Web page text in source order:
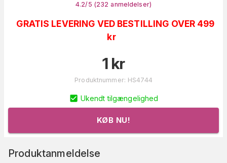
4.2/5 (232 anmeldelser)
GRATIS LEVERING VED BESTILLING OVER 499
kr
1 kr
Produktnummer: HS4744
Ukendt tilgængelighed
KØB NU!
Produktanmeldelse